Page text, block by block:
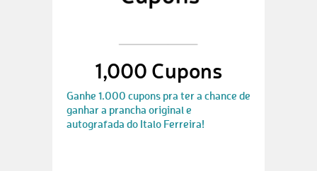
1,000 Cupons
Ganhe 1.000 cupons pra ter a chance de
ganhar a prancha original e
autografada do Italo Ferreira!